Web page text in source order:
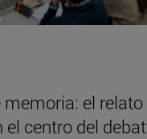
el relato
centro del